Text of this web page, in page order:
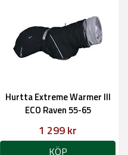
Hurtta Extreme Warmer III
ECO Raven 55-65
1 299 kr
KÖP